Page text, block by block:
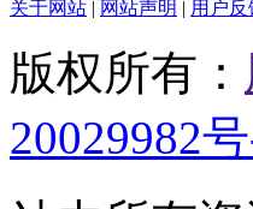
关于网站 | 网站声明 | 用户反
版权所有：
20029982